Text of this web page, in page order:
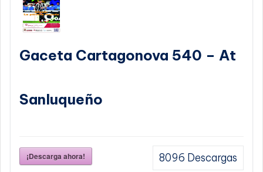
Gaceta Cartagonova 540 – At
Sanluqueño
¡Descarga ahora! 8096 Descargas